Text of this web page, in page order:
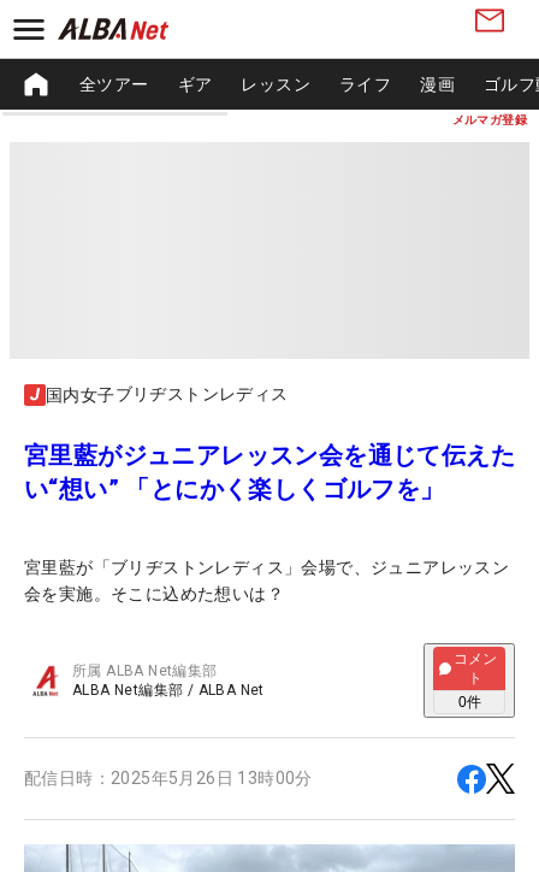
メルマガ登録
全ツアー ギア レッスン ライフ 漫画 ゴル
国内女子ブリヂストンレディス
宮里藍がジュニアレッスン会を通じて伝えた
い“想い” 「とにかく楽しくゴルフを」
宮里藍が「ブリヂストンレディス」会場で、ジュニアレッスン
会を実施。そこに込めた想いは？
所属ALBA Net編集部
ALBA Net編集部 / ALBA Net
コメン
ト
0件
配信日時： 2025年5月26日 13時00分